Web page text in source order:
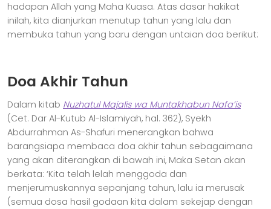
hadapan Allah yang Maha Kuasa. Atas dasar hakikat
inilah, kita dianjurkan menutup tahun yang lalu dan
membuka tahun yang baru dengan untaian doa berikut:
Doa Akhir Tahun
Dalam kitab Nuzhatul Majalis wa Muntakhabun Nafa’is
(Cet. Dar Al-Kutub Al-Islamiyah, hal. 362), Syekh
Abdurrahman As-Shafuri menerangkan bahwa
barangsiapa membaca doa akhir tahun sebagaimana
yang akan diterangkan di bawah ini, Maka Setan akan
berkata: ‘Kita telah lelah menggoda dan
menjerumuskannya sepanjang tahun, lalu ia merusak
(semua dosa hasil godaan kita dalam sekejap dengan